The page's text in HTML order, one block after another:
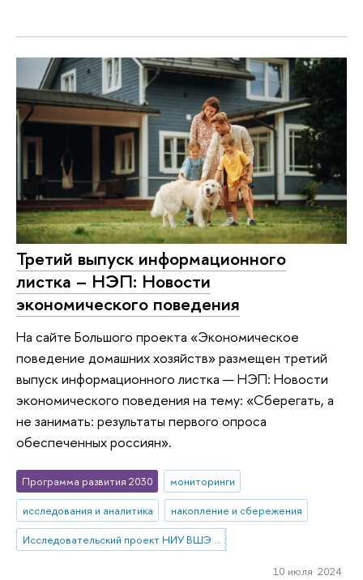
Третий выпуск информационного
листка – НЭП: Новости
экономического поведения
На сайте Большого проекта «Экономическое
поведение домашних хозяйств» размещен третий
выпуск информационного листка — НЭП: Новости
экономического поведения на тему: «Сберегать, а
не занимать: результаты первого опроса
обеспеченных россиян».
Программа развития 2030
мониторинги
исследования и аналитика
накопление и сбережения
Исследовательский проект НИУ ВШЭ «Экономическое поведение домашних хозяйств»
10 июля 2024